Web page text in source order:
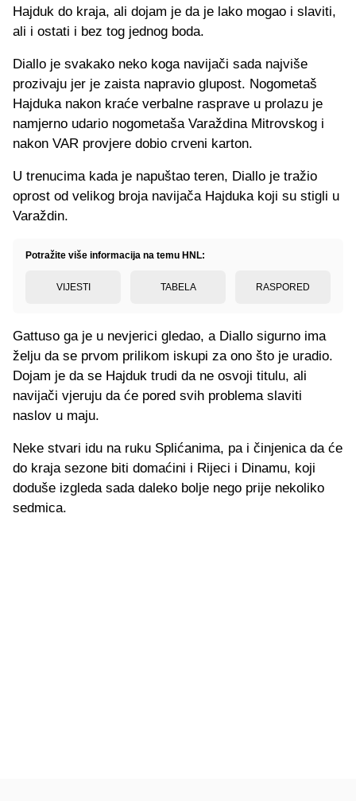
Hajduk do kraja, ali dojam je da je lako mogao i slaviti,
ali i ostati i bez tog jednog boda.
Diallo je svakako neko koga navijači sada najviše
prozivaju jer je zaista napravio glupost. Nogometaš
Hajduka nakon kraće verbalne rasprave u prolazu je
namjerno udario nogometaša Varaždina Mitrovskog i
nakon VAR provjere dobio crveni karton.
U trenucima kada je napuštao teren, Diallo je tražio
oprost od velikog broja navijača Hajduka koji su stigli u
Varaždin.
Potražite više informacija na temu HNL:
VIJESTI TABELA RASPORED
Gattuso ga je u nevjerici gledao, a Diallo sigurno ima
želju da se prvom prilikom iskupi za ono što je uradio.
Dojam je da se Hajduk trudi da ne osvoji titulu, ali
navijači vjeruju da će pored svih problema slaviti
naslov u maju.
Neke stvari idu na ruku Splićanima, pa i činjenica da će
do kraja sezone biti domaćini i Rijeci i Dinamu, koji
doduše izgleda sada daleko bolje nego prije nekoliko
sedmica.